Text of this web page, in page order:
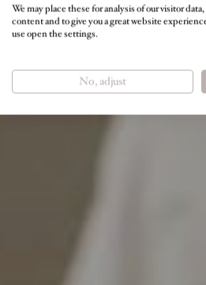
We may place these for analysis of our visitor
content and to give you a great website
use open the settings.
No, adjust